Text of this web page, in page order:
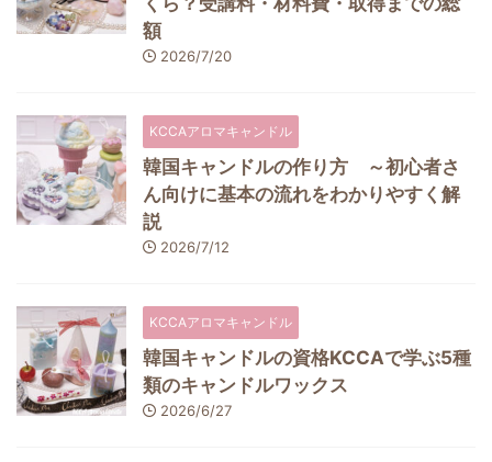
額
2026/7/20
KCCAアロマキャンドル
韓国キャンドルの作り方 ～初心者さ
ん向けに基本の流れをわかりやすく解
説
2026/7/12
KCCAアロマキャンドル
韓国キャンドルの資格KCCAで学ぶ5種
類のキャンドルワックス
2026/6/27